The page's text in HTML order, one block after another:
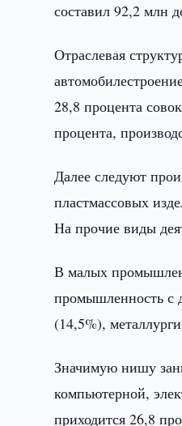
составил 92,2 млн
Отраслевая
28,8 процента
процента,
Далее следуют
пластмассовых
На прочие виды
В малых
промышленность с
(14,5%),
Значимую нишу
компьютерной,
приходится 26,8